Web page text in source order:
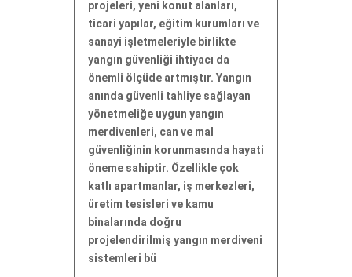
projeleri, yeni konut alanları,
ticari yapılar, eğitim kurumları ve
sanayi işletmeleriyle birlikte
yangın güvenliği ihtiyacı da
önemli ölçüde artmıştır. Yangın
anında güvenli tahliye sağlayan
yönetmeliğe uygun yangın
merdivenleri, can ve mal
güvenliğinin korunmasında hayati
öneme sahiptir. Özellikle çok
katlı apartmanlar, iş merkezleri,
üretim tesisleri ve kamu
binalarında doğru
projelendirilmiş yangın merdiveni
sistemleri bü